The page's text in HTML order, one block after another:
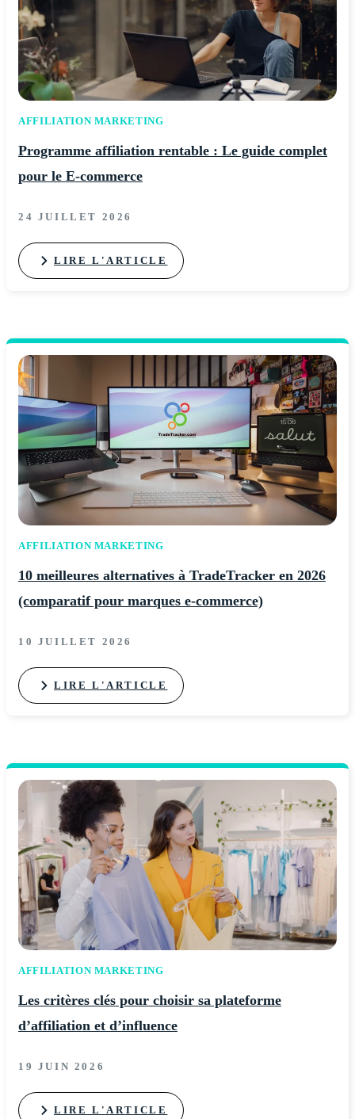
AFFILIATION MARKETING
Programme affiliation rentable : Le guide complet
pour le E-commerce
24 JUILLET 2026
LIRE L'ARTICLE
AFFILIATION MARKETING
10 meilleures alternatives à TradeTracker en 2026
(comparatif pour marques e-commerce)
10 JUILLET 2026
LIRE L'ARTICLE
AFFILIATION MARKETING
Les critères clés pour choisir sa plateforme
d’affiliation et d’influence
19 JUIN 2026
LIRE L'ARTICLE